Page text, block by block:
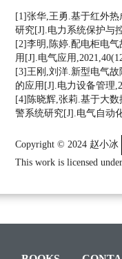
[1]张华,王勇.基于红外
研究[J].电力系统保护与
[2]李明,陈婷.配电柜电
用[J].电气应用
[3]王刚,刘洋.新型电气
的应用[J].电力设备管理
[4]陈晓辉,张莉.基于大
警系统研究[J].电气自动
Copyright © 2024 赵小冰
This work is licensed